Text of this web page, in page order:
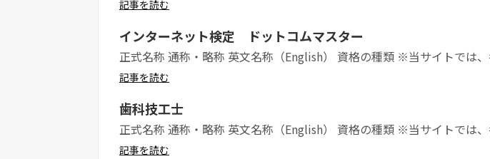
記事を読む
インターネット検定 ドットコムマスター
正式名称 通称・略称 英文名称（English） 資格の種類 ※当サイトでは
記事を読む
歯科技工士
正式名称 通称・略称 英文名称（English） 資格の種類 ※当サイトでは
記事を読む